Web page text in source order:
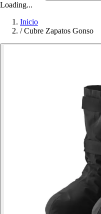
Loading...
Inicio
/ Cubre Zapatos Gonso